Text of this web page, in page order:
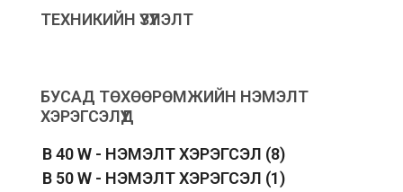
хэрэгсэл
ТЕХНИКИЙН ҮЗҮҮЛЭЛТ
БУСАД ТӨХӨӨРӨМЖИЙН НЭМЭЛТ
ХЭРЭГСЭЛҮҮД
B 40 W - НЭМЭЛТ ХЭРЭГСЭЛ (8)
B 50 W - НЭМЭЛТ ХЭРЭГСЭЛ (1)